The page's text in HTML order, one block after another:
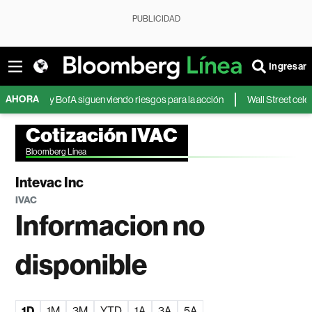
PUBLICIDAD
Ingresar
AHORA
y BofA siguen viendo riesgos para la acción Wall Street celebra
Cotización IVAC
Bloomberg Línea
Intevac Inc
IVAC
Informacion no
disponible